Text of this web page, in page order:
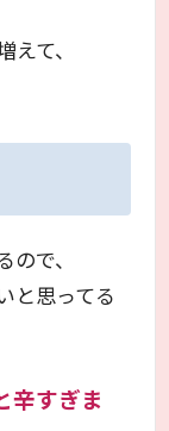
て、
で、
と思ってる
辛すぎま